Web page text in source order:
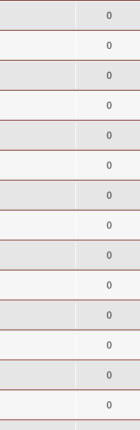
0
0
0
0
0
0
0
0
0
0
0
0
0
0